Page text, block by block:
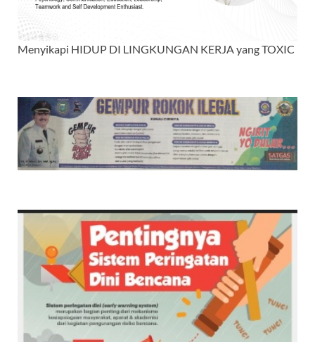
Menyikapi HIDUP DI LINGKUNGAN KERJA yang TOXIC